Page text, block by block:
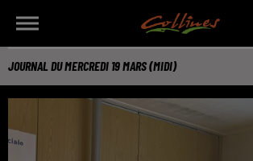
JOURNAL DU MERCREDI 19 MARS (MIDI)